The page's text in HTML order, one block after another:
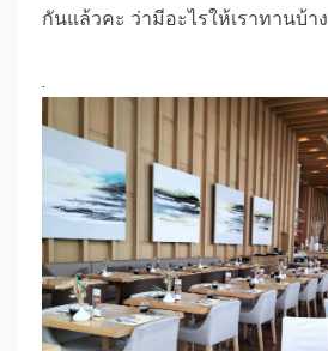
กันแล้วคะ ว่ามีอะไรให้เราทานบ้าง
.